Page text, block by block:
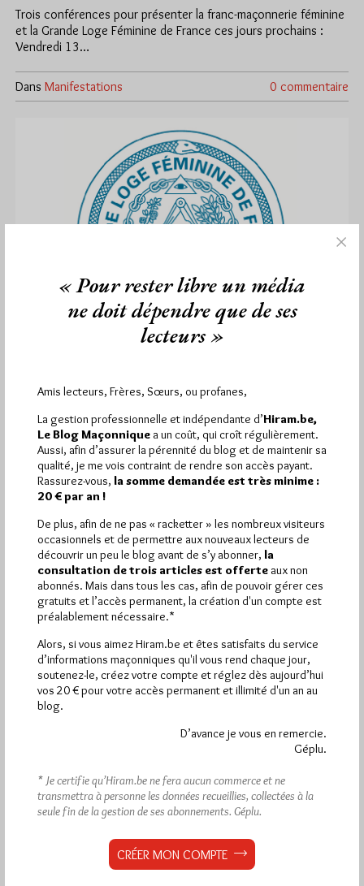
Trois conférences pour présenter la franc-maçonnerie féminine
et la Grande Loge Féminine de France ces jours prochains :
Vendredi 13…
Dans Manifestations 0 commentaire
femmes du XXIème siècle
Par Géplu
Vendredi 6/03/15
Lu 480 fois
C'est ce vendredi 6 mars à 19h à Cherbourg, petite salle du
complexe Marcel Lechanoine Valognes que Marie Françoise
Blanchet,…
DansManifestations 0 commentaire
Hier vendredi 7 août 2026, Hiram.be a reçu
visiteset3 133 pagesont été lues (Source :
Pirsch.io)
Plus d’informations
Quels sont les articles les plus lus du blog ?
Abonnement aux Newsletters - RSS
« Pour rester libre un média
ne doit dépendre que de ses
lecteurs »
Amis lecteurs, Frères, Sœurs, ou profanes,
La gestion professionnelle et indépendante d’Hiram.be,
Le Blog Maçonnique a un coût, qui croît régulièrement.
Aussi, afin d’assurer la pérennité du blog et de maintenir sa
qualité, je me vois contraint de rendre son accès payant.
Rassurez-vous, la somme demandée est très minime :
20 € par an !
De plus, afin de ne pas « racketter » les nombreux visiteurs
occasionnels et de permettre aux nouveaux lecteurs de
découvrir un peu le blog avant de s’y abonner, la
consultation de trois articles est offerte aux non
abonnés. Mais dans tous les cas, afin de pouvoir gérer ces
gratuits et l’accès permanent, la création d'un compte est
préalablement nécessaire.*
Alors, si vous aimez Hiram.be et êtes satisfaits du service
d’informations maçonniques qu'il vous rend chaque jour,
soutenez-le, créez votre compte et réglez dès aujourd’hui
vos 20 € pour votre accès permanent et illimité d'un an au
blog.
D’avance je vous en remercie.
Géplu.
* Je certifie qu’Hiram.be ne fera aucun commerce et ne
transmettra à personne les données recueillies, collectées à la
seule fin de la gestion de ses abonnements. Géplu.
CRÉER MON COMPTE